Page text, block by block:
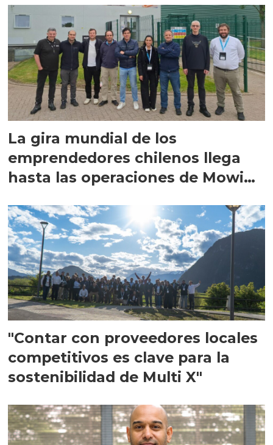
La gira mundial de los
emprendedores chilenos llega
hasta las operaciones de Mowi
"Contar con proveedores locales
competitivos es clave para la
sostenibilidad de Multi X"